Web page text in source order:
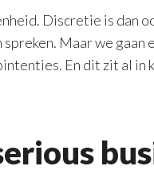
Discretie is dan
Maar we gaan
En dit zit al in